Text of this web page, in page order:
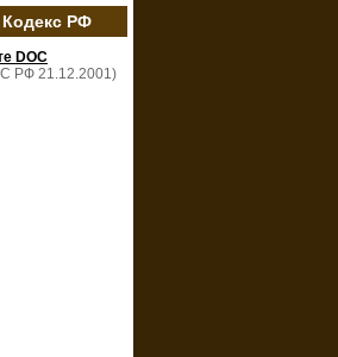
Кодекс РФ
DOC
РФ 21.12.2001)